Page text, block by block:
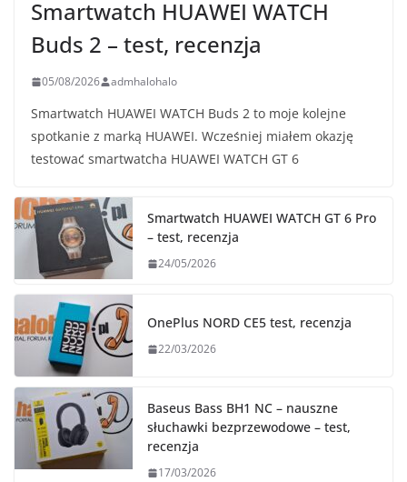
Smartwatch HUAWEI WATCH
Buds 2 – test, recenzja
05/08/2026 admhalohalo
Smartwatch HUAWEI WATCH Buds 2 to moje kolejne
spotkanie z marką HUAWEI. Wcześniej miałem okazję
testować smartwatcha HUAWEI WATCH GT 6
Smartwatch HUAWEI WATCH GT 6 Pro
– test, recenzja
24/05/2026
OnePlus NORD CE5 test, recenzja
22/03/2026
Baseus Bass BH1 NC – nauszne
słuchawki bezprzewodowe – test,
recenzja
17/03/2026